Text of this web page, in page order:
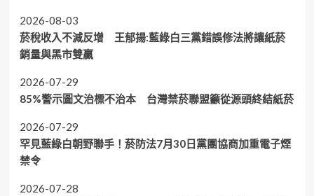
2026-08-03
菸稅收入不減反增 王郁揚:藍綠白三黨錯誤修法將讓紙菸
銷量與黑市雙贏
2026-07-29
85%警示圖文治標不治本 台灣禁菸聯盟籲從源頭終結紙菸
2026-07-29
罕見藍綠白朝野聯手！菸防法7月30日黨團協商加重電子煙
禁令
2026-07-28